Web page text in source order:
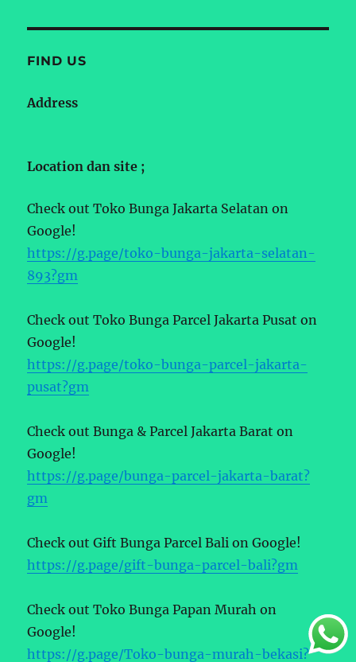
FIND US
Address
Location dan site ;
Check out Toko Bunga Jakarta Selatan on
Google!
https://g.page/toko-bunga-jakarta-selatan-
893?gm
Check out Toko Bunga Parcel Jakarta Pusat on
Google!
https://g.page/toko-bunga-parcel-jakarta-
pusat?gm
Check out Bunga & Parcel Jakarta Barat on
Google!
https://g.page/bunga-parcel-jakarta-barat?
gm
Check out Gift Bunga Parcel Bali on Google!
https://g.page/gift-bunga-parcel-bali?gm
Check out Toko Bunga Papan Murah on
Google!
https://g.page/Toko-bunga-murah-bekasi?